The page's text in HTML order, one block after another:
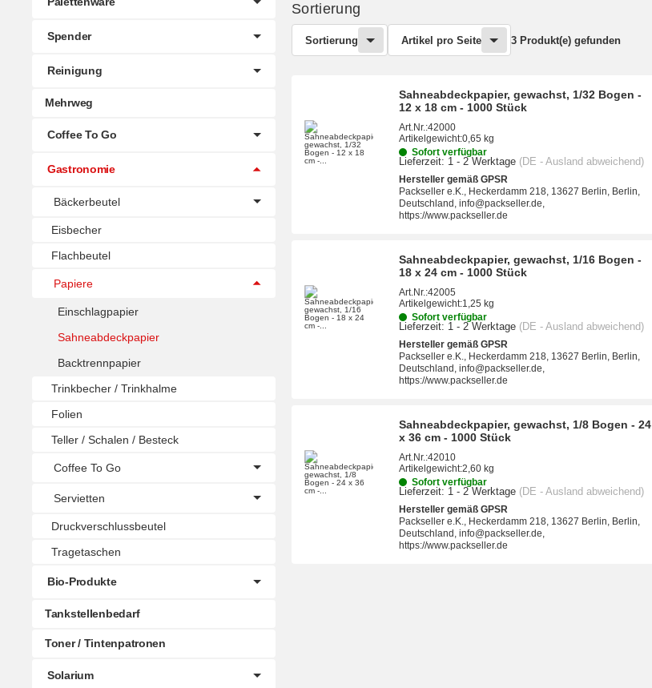
Sortierung
Sortierung Artikel pro Seite 3 Produkt(e) gefunden
Sahneabdeckpapier, gewachst, 1/32 Bogen -
12 x 18 cm - 1000 Stück
Art.Nr.:42000
Artikelgewicht:0,65 kg
Sofort verfügbar
Lieferzeit: 1 - 2 Werktage (DE - Ausland abweichend)
Hersteller gemäß GPSR
Packseller e.K., Heckerdamm 218, 13627 Berlin, Berlin,
Deutschland, info@packseller.de,
https://www.packseller.de
Sahneabdeckpapier, gewachst, 1/16 Bogen -
18 x 24 cm - 1000 Stück
Art.Nr.:42005
Artikelgewicht:1,25 kg
Sofort verfügbar
Lieferzeit: 1 - 2 Werktage (DE - Ausland abweichend)
Hersteller gemäß GPSR
Packseller e.K., Heckerdamm 218, 13627 Berlin, Berlin,
Deutschland, info@packseller.de,
https://www.packseller.de
Sahneabdeckpapier, gewachst, 1/8 Bogen - 24
x 36 cm - 1000 Stück
Art.Nr.:42010
Artikelgewicht:2,60 kg
Sofort verfügbar
Lieferzeit: 1 - 2 Werktage (DE - Ausland abweichend)
Hersteller gemäß GPSR
Packseller e.K., Heckerdamm 218, 13627 Berlin, Berlin,
Deutschland, info@packseller.de,
https://www.packseller.de
Spender
Reinigung
Mehrweg
Coffee To Go
Gastronomie
Bäckerbeutel
Eisbecher
Flachbeutel
Papiere
Einschlagpapier
Sahneabdeckpapier
Backtrennpapier
Trinkbecher / Trinkhalme
Folien
Teller / Schalen / Besteck
Coffee To Go
Servietten
Druckverschlussbeutel
Tragetaschen
Bio-Produkte
Tankstellenbedarf
Toner / Tintenpatronen
Solarium